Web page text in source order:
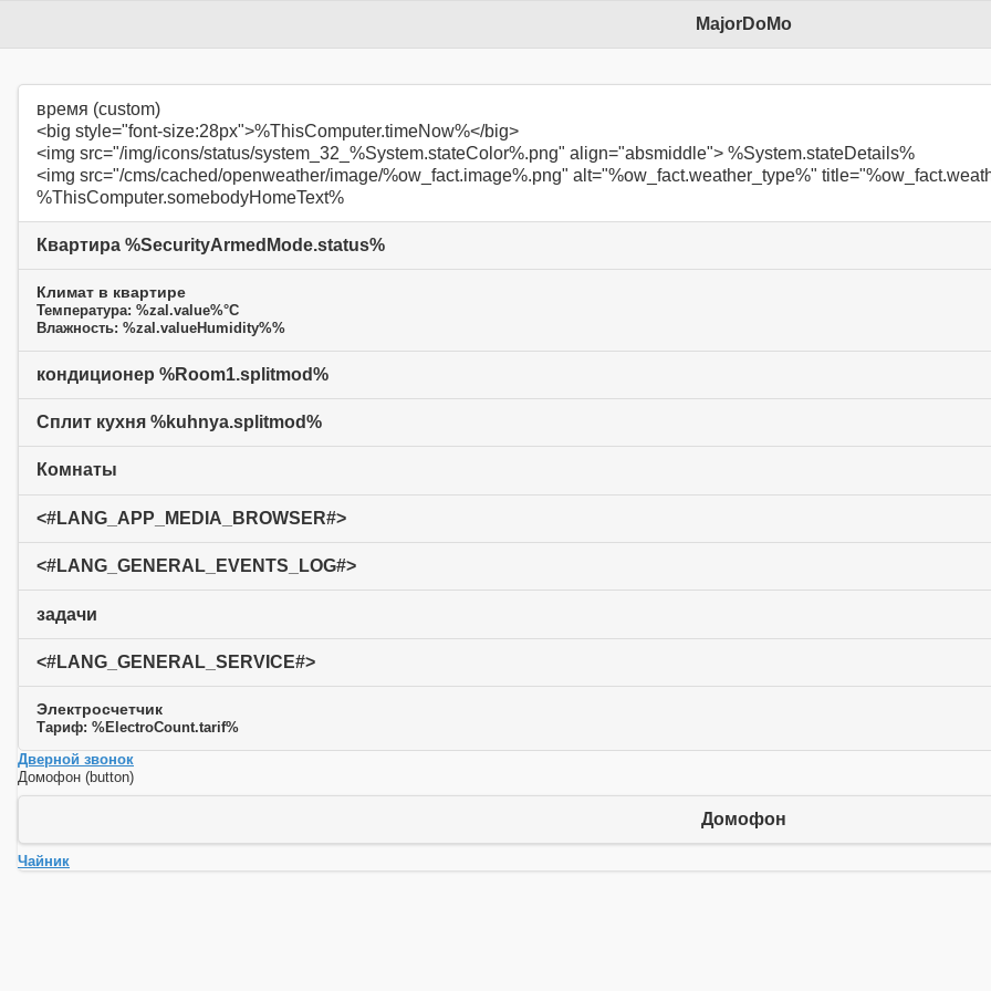
MajorDoMo
время (custom)
<big style="font-size:28px">%ThisComputer.timeNow%</big>
<img src="/img/icons/status/system_32_%System.stateColor%.png" align="absmiddle"> %System.stateDetails%
<img src="/cms/cached/openweather/image/%ow_fact.image%.png" alt="%ow_fact.weather_type%"
%ThisComputer.somebodyHomeText%
Квартира %SecurityArmedMode.status%
Климат в квартире
Температура: %zal.value%°C
Влажность: %zal.valueHumidity%%
кондиционер %Room1.splitmod%
Сплит кухня %kuhnya.splitmod%
Комнаты
<#LANG_APP_MEDIA_BROWSER#>
<#LANG_GENERAL_EVENTS_LOG#>
задачи
<#LANG_GENERAL_SERVICE#>
Электросчетчик
Тариф: %ElectroCount.tarif%
Дверной звонок
Домофон (button)
Домофон
Чайник